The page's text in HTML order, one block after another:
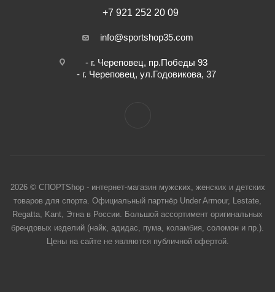
+7 921 252 20 09
info@sportshop35.com
- г. Череповец, пр.Победы 93
- г. Череповец, ул.Годовикова, 37
2026 © СПОРТShop - интернет-магазин мужских, женских и детских
товаров для спорта. Официальный партнёр Under Armour, Lestate,
Regatta, Kant, Этна в России. Большой ассортимент оригинальных
брендовых изделий (найк, адидас, пума, коламбия, соломон и пр.).
Цены на сайте не являются публичной офертой.